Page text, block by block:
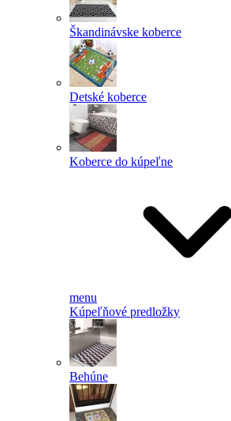
Škandinávske koberce
Detské koberce
Koberce do kúpeľne
menu
Kúpeľňové predložky
Behúne